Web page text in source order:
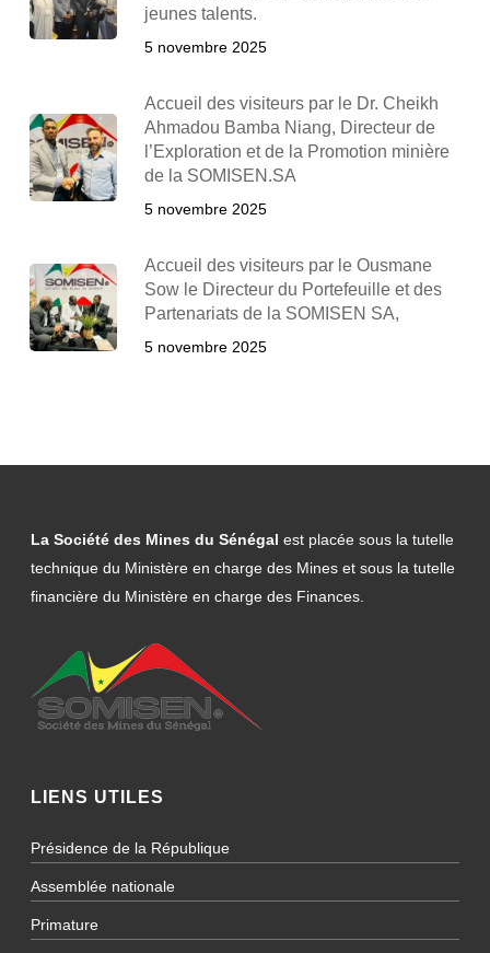
jeunes talents.
5 novembre 2025
Accueil des visiteurs par le Dr. Cheikh
Ahmadou Bamba Niang, Directeur de
l’Exploration et de la Promotion minière
de la SOMISEN.SA
5 novembre 2025
Accueil des visiteurs par le Ousmane
Sow le Directeur du Portefeuille et des
Partenariats de la SOMISEN SA,
5 novembre 2025
La Société des Mines du Sénégal est placée sous la tutelle
technique du Ministère en charge des Mines et sous la tutelle
financière du Ministère en charge des Finances.
LIENS UTILES
Présidence de la République
Assemblée nationale
Primature